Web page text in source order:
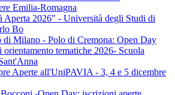
Emilia-Romagna
Aperta 2026" - Università degli Studi di
Bo
di Milano - Polo di Cremona: Open Day
orientamento tematiche 2026- Scuola
Aperte all'UniPAVIA - 3, 4 e 5 dicembre